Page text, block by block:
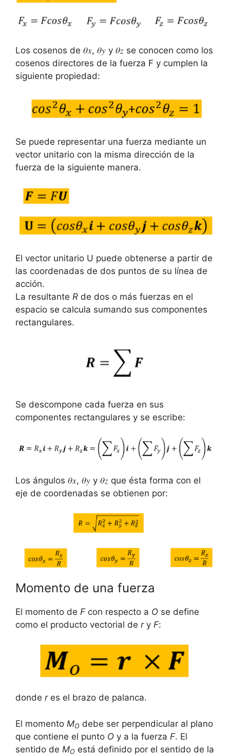
Los cosenos de 𝜃𝑥, 𝜃𝑦 y 𝜃𝑧 se conocen como los
cosenos directores de la fuerza F y cumplen la
siguiente propiedad:
Se puede representar una fuerza mediante un
vector unitario con la misma dirección de la
fuerza de la siguiente manera.
El vector unitario U puede obtenerse a partir de
las coordenadas de dos puntos de su línea de
acción.
La resultante R de dos o más fuerzas en el
espacio se calcula sumando sus componentes
rectangulares.
Se descompone cada fuerza en sus
componentes rectangulares y se escribe:
Los ángulos 𝜃𝑥, 𝜃𝑦 y 𝜃𝑧 que ésta forma con el
eje de coordenadas se obtienen por:
Momento de una fuerza
El momento de F con respecto a O se define
como el producto vectorial de ry F:
donde res el brazo de palanca.
El momento MO debe ser perpendicular al plano
que contiene el punto O y a la fuerza F. El
sentido de MO está definido por el sentido de la